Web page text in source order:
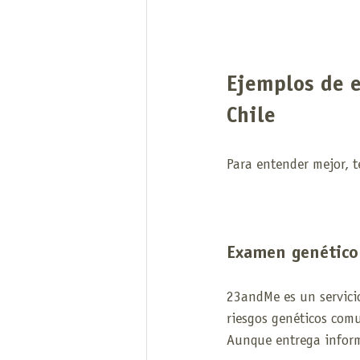
Ejemplos de
Chile
Para entender mejor,
Examen
23andMe es un
riesgos genéticos
Aunque entrega